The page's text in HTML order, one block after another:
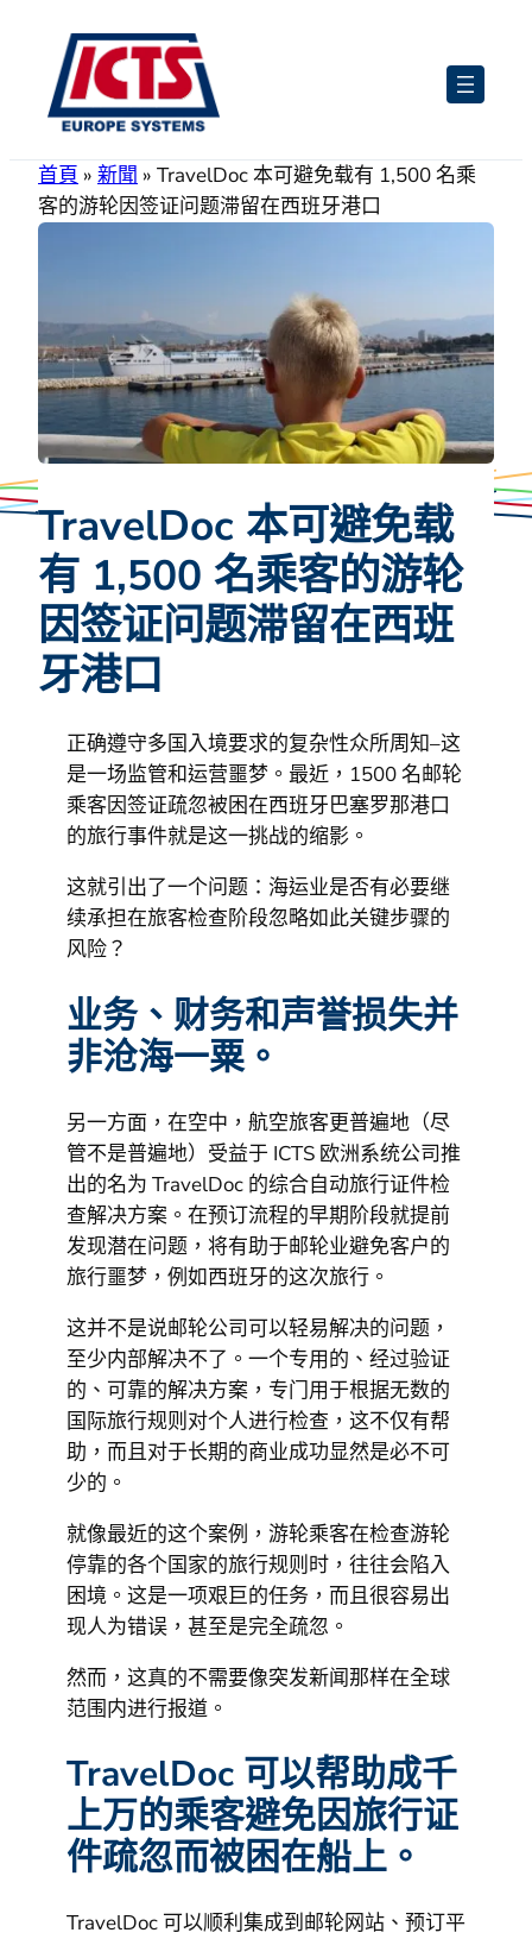
首頁 » 新聞 » TravelDoc 本可避免载有 1,500 名乘
客的游轮因签证问题滞留在西班牙港口
TravelDoc 本可避免载
有 1,500 名乘客的游轮
因签证问题滞留在西班
牙港口
正确遵守多国入境要求的复杂性众所周知–这
是一场监管和运营噩梦。最近，1500 名邮轮
乘客因签证疏忽被困在西班牙巴塞罗那港口
的旅行事件就是这一挑战的缩影。
这就引出了一个问题：海运业是否有必要继
续承担在旅客检查阶段忽略如此关键步骤的
风险？
业务、财务和声誉损失并
非沧海一粟。
另一方面，在空中，航空旅客更普遍地（尽
管不是普遍地）受益于 ICTS 欧洲系统公司推
出的名为 TravelDoc 的综合自动旅行证件检
查解决方案。在预订流程的早期阶段就提前
发现潜在问题，将有助于邮轮业避免客户的
旅行噩梦，例如西班牙的这次旅行。
这并不是说邮轮公司可以轻易解决的问题，
至少内部解决不了。一个专用的、经过验证
的、可靠的解决方案，专门用于根据无数的
国际旅行规则对个人进行检查，这不仅有帮
助，而且对于长期的商业成功显然是必不可
少的。
就像最近的这个案例，游轮乘客在检查游轮
停靠的各个国家的旅行规则时，往往会陷入
困境。这是一项艰巨的任务，而且很容易出
现人为错误，甚至是完全疏忽。
然而，这真的不需要像突发新闻那样在全球
范围内进行报道。
TravelDoc 可以帮助成千
上万的乘客避免因旅行证
件疏忽而被困在船上。
TravelDoc 可以顺利集成到邮轮网站、预订平